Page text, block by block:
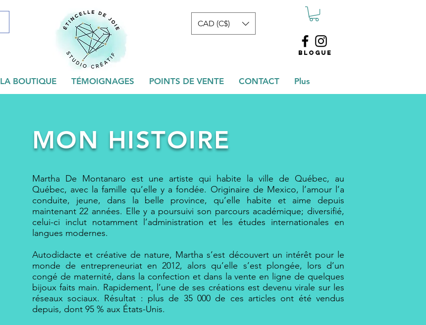
LA BOUTIQUE TÉMOIGNAGES POINTS DE VENTE CONTACT Plus
BLOGUE
CAD (C$)
MON HISTOIRE
Martha De Montanaro est une artiste qui habite la ville de Québec, au
Québec, avec la famille qu’elle y a fondée. Originaire de Mexico, l’amour l’a
conduite, jeune, dans la belle province, qu’elle habite et aime depuis
maintenant 22 années. Elle y a poursuivi son parcours académique; diversifié,
celui-ci inclut notamment l’administration et les études internationales en
langues modernes.
Autodidacte et créative de nature, Martha s’est découvert un intérêt pour le
monde de entrepreneuriat en 2012, alors qu’elle s’est plongée, lors d’un
congé de maternité, dans la confection et dans la vente en ligne de quelques
bijoux faits main. Rapidement, l’une de ses créations est devenu virale sur les
réseaux sociaux. Résultat : plus de 35 000 de ces articles ont été vendus
depuis, dont 95 % aux États-Unis.